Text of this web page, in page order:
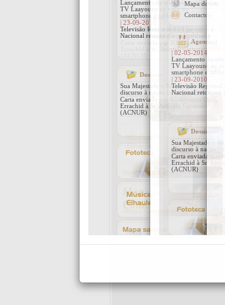
Dossiers
Sua Majestade o Rei dirige um
discurso à nação (texto integral )
Carta enviada por Khalihenna Ould
Errachid à Sr. Antonio Guterres
Arquivos